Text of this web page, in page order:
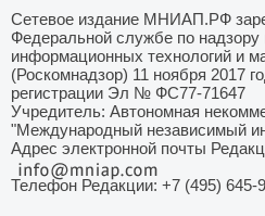
Сетевое издание МНИАП.РФ
Федеральной службе по надзору
информационных технологий и
(Роскомнадзор) 11 ноября 2017
регистрации Эл № ФС77-71647
Учредитель: Автономная
"Международный независимый
Адрес электронной почты
Телефон Редакции: +7 (495) 645-